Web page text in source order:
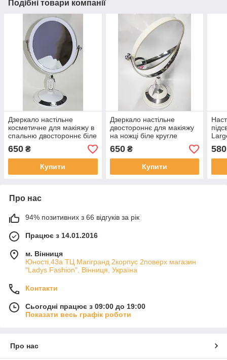
Подібні товари компанії
Дзеркало настільне
косметичне для макіяжу в
спальню двостороннє біле
кругле
650 ₴
Купити
Дзеркало настільне
двостороннє для макіяжу
на ножці біле кругле
дзеркало косметичне
кругле біле стразики на
ніжці
650₴
Купити
580
Про нас
94% позитивних з 66 відгуків за рік
Працює з 14.01.2016
м. Вінниця
Юності,43а ТЦ Магігранд 2корпус 2поверх магазин
"Ladys Fashion", Вінниця, Україна
Контакти
Сьогодні працює з 09:00 до 19:00
Показати весь графік роботи
Про нас